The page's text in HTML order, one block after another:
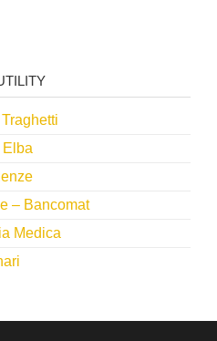
Elba
– Bancomat
Medica